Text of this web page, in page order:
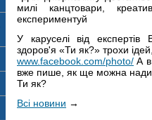
милі канцтовари,
експериментуй
У каруселі від експертів
здоров'я «Ти як?» трохи
www.facebook.com/photo/ А в
вже пише, як ще можна
Ти як?
Всі новини →